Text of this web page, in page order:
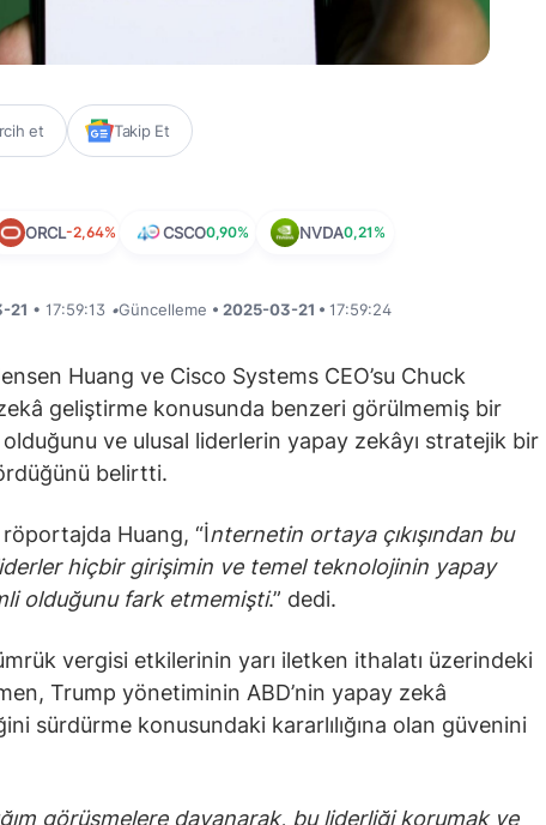
et Takip Et
ORCL-2,64% CSCO0,90% NVDA0,21%
21 • 17:59:13 •Güncelleme • 2025-03-21 • 17:59:24
Huang ve Cisco Systems CEO’su Chuck
geliştirme konusunda benzeri görülmemiş bir
ve ulusal liderlerin yapay zekâyı stratejik bir
belirtti.
röportajda Huang, “İnternetin ortaya çıkışından bu
hiçbir girişimin ve temel teknolojinin yapay
olduğunu fark etmemişti.” dedi.
vergisi etkilerinin yarı iletken ithalatı üzerindeki
Trump yönetiminin ABD’nin yapay zekâ
sürdürme konusundaki kararlılığına olan güvenini
görüşmelere dayanarak, bu liderliği korumak ve